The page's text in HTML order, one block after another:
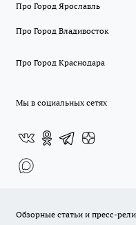
Про Город Ярославль
Про Город Владивосток
Про Город Краснодара
Мы в социальных сетях
Обзорные статьи и пресс-